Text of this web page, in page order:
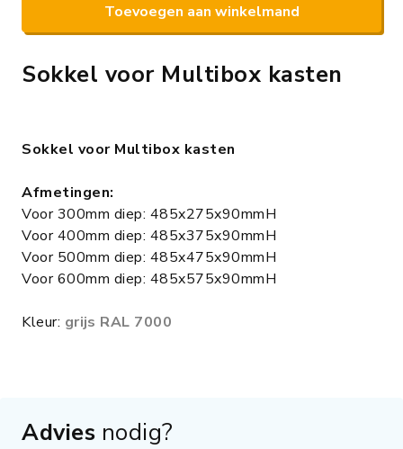
Toevoegen aan winkelmand
Sokkel voor Multibox kasten
Sokkel voor Multibox kasten
Afmetingen:
Voor 300mm diep: 485x275x90mmH
Voor 400mm diep: 485x375x90mmH
Voor 500mm diep: 485x475x90mmH
Voor 600mm diep: 485x575x90mmH
Kleur: grijs RAL 7000
Advies nodig?